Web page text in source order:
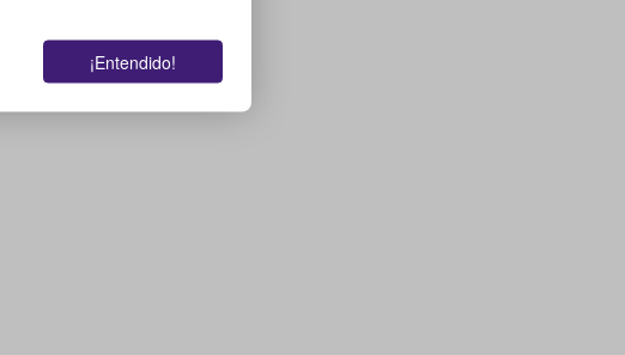
¡Entendido!